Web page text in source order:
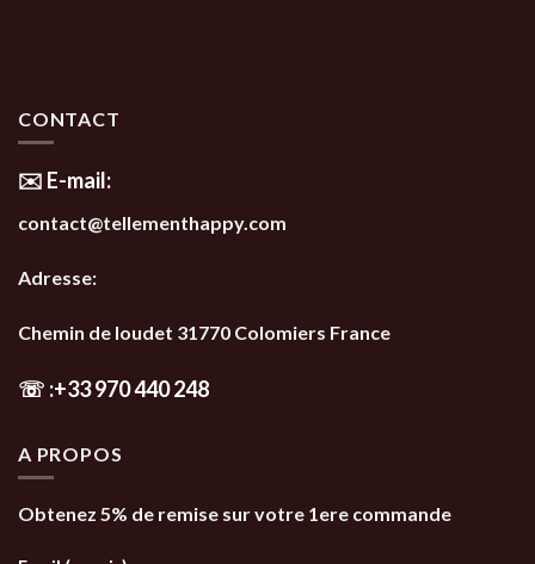
CONTACT
✉️ E-mail:
contact@tellementhappy.com
Adresse:
Chemin de loudet 31770 Colomiers France
☏ :+33 970 440 248
A PROPOS
Obtenez 5% de remise sur votre 1ere commande